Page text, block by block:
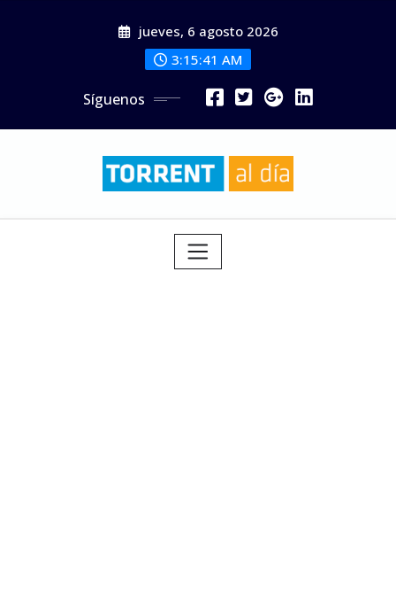
jueves, 6 agosto 2026
3:15:43 AM
Síguenos